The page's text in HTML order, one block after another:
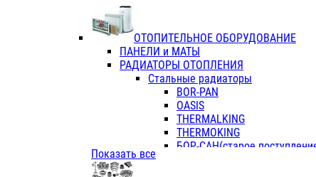
НАСОСЫ СКВАЖИННЫЕ
ОТОПИТЕЛЬНОЕ ОБОРУДОВАНИЕ
ПАНЕЛИ и МАТЫ
РАДИАТОРЫ ОТОПЛЕНИЯ
Стальные радиаторы
BOR-PAN
OASIS
THERMALKING
THERMOKING
БОР-САН(старое
Показать все